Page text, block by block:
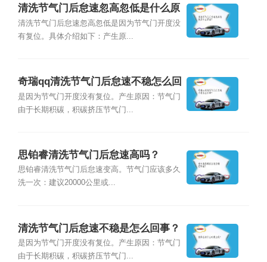
清洗节气门后怠速忽高忽低是什么原
因？
清洗节气门后怠速忽高忽低是因为节气门开度没
有复位。具体介绍如下：产生原...
奇瑞qq清洗节气门后怠速不稳怎么回
事？
是因为节气门开度没有复位。产生原因：节气门
由于长期积碳，积碳挤压节气门...
思铂睿清洗节气门后怠速高吗？
思铂睿清洗节气门后怠速变高。节气门应该多久
洗一次：建议20000公里或...
清洗节气门后怠速不稳是怎么回事？
是因为节气门开度没有复位。产生原因：节气门
由于长期积碳，积碳挤压节气门...